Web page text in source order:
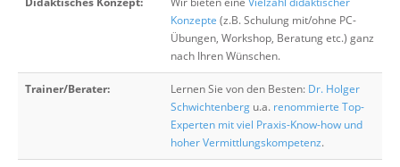
Konzepte (z.B. Schulung mit/ohne PC-
Übungen, Workshop, Beratung etc.) ganz
nach Ihren Wünschen.
Trainer/Berater: Lernen Sie von den Besten: Dr. Holger
Schwichtenberg u.a. renommierte Top-
Experten mit viel Praxis-Know-how und
hoher Vermittlungskompetenz.